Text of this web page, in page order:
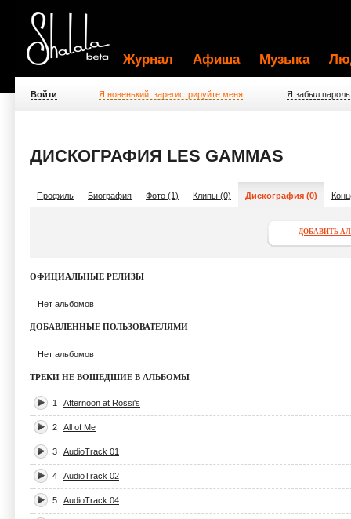
Журнал Афиша Музыка
Войти Я новенький, зарегистрируйте меня Я забыл пароль
ДИСКОГРАФИЯ LES GAMMAS
Профиль Биография Фото (1) Клипы (0) Дискография (0)
ДОБАВИТЬ
ОФИЦИАЛЬНЫЕ РЕЛИЗЫ
Нет альбомов
ДОБАВЛЕННЫЕ ПОЛЬЗОВАТЕЛЯМИ
Нет альбомов
ТРЕКИ НЕ ВОШЕДШИЕ В АЛЬБОМЫ
1 Afternoon at Rossi's
2 All of Me
3 AudioTrack 01
4 AudioTrack 02
5 AudioTrack 04